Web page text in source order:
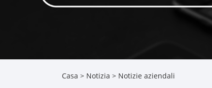
Casa > Notizia > Notizie aziendali